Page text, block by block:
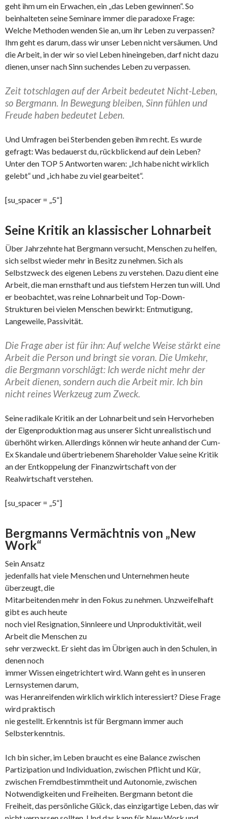
geht ihm um ein Erwachen, ein „das Leben gewinnen“. So
beinhalteten seine Seminare immer die paradoxe Frage:
Welche Methoden wenden Sie an, um ihr Leben zu verpassen?
Ihm geht es darum, dass wir unser Leben nicht versäumen. Und
die Arbeit, in der wir so viel Leben hineingeben, darf nicht dazu
dienen, unser nach Sinn suchendes Leben zu verpassen.
Zeit totschlagen auf der Arbeit bedeutet Nicht-Leben,
so Bergmann. In Bewegung bleiben, Sinn fühlen und
Freude haben bedeutet Leben.
Und Umfragen bei Sterbenden geben ihm recht. Es wurde
gefragt: Was bedauerst du, rückblickend auf dein Leben?
Unter den TOP 5 Antworten waren: „Ich habe nicht wirklich
gelebt“ und „ich habe zu viel gearbeitet“.
[su_spacer = „5“]
Seine Kritik an klassischer Lohnarbeit
Über Jahrzehnte hat Bergmann versucht, Menschen zu helfen,
sich selbst wieder mehr in Besitz zu nehmen. Sich als
Selbstzweck des eigenen Lebens zu verstehen. Dazu dient eine
Arbeit, die man ernsthaft und aus tiefstem Herzen tun will. Und
er beobachtet, was reine Lohnarbeit und Top-Down-
Strukturen bei vielen Menschen bewirkt: Entmutigung,
Langeweile, Passivität.
Die Frage aber ist für ihn: Auf welche Weise stärkt eine
Arbeit die Person und bringt sie voran. Die Umkehr,
die Bergmann vorschlägt: Ich werde nicht mehr der
Arbeit dienen, sondern auch die Arbeit mir. Ich bin
nicht reines Werkzeug zum Zweck.
Seine radikale Kritik an der Lohnarbeit und sein Hervorheben
der Eigenproduktion mag aus unserer Sicht unrealistisch und
überhöht wirken. Allerdings können wir heute anhand der Cum-
Ex Skandale und übertriebenem Shareholder Value seine Kritik
an der Entkoppelung der Finanzwirtschaft von der
Realwirtschaft verstehen.
[su_spacer = „5“]
Bergmanns Vermächtnis von „New
Work“
Sein Ansatz
jedenfalls hat viele Menschen und Unternehmen heute
überzeugt, die
Mitarbeitenden mehr in den Fokus zu nehmen. Unzweifelhaft
gibt es auch heute
noch viel Resignation, Sinnleere und Unproduktivität, weil
Arbeit die Menschen zu
sehr verzweckt. Er sieht das im Übrigen auch in den Schulen, in
denen noch
immer Wissen eingetrichtert wird. Wann geht es in unseren
Lernsystemen darum,
was Heranreifenden wirklich wirklich interessiert? Diese Frage
wird praktisch
nie gestellt. Erkenntnis ist für Bergmann immer auch
Selbsterkenntnis.
Ich bin sicher, im Leben braucht es eine Balance zwischen
Partizipation und Individuation, zwischen Pflicht und Kür,
zwischen Fremdbestimmtheit und Autonomie, zwischen
Notwendigkeiten und Freiheiten. Bergmann betont die
Freiheit, das persönliche Glück, das einzigartige Leben, das wir